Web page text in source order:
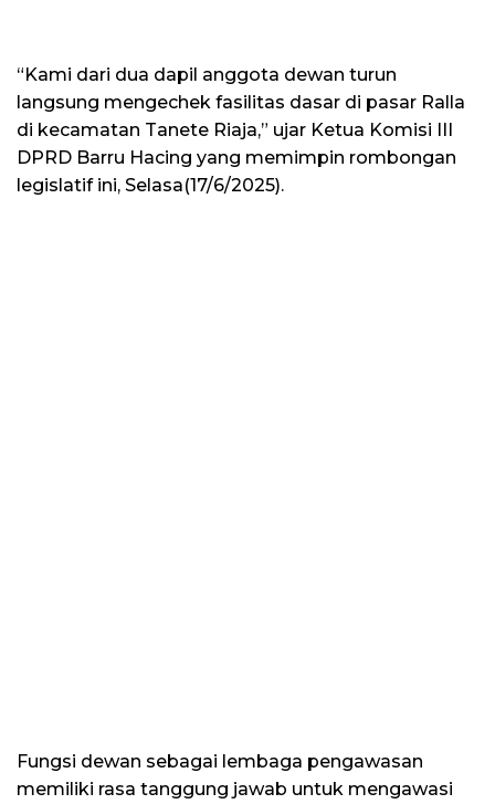
“Kami dari dua dapil anggota dewan turun
langsung mengechek fasilitas dasar di pasar Ralla
di kecamatan Tanete Riaja,” ujar Ketua Komisi III
DPRD Barru Hacing yang memimpin rombongan
legislatif ini, Selasa(17/6/2025).
Fungsi dewan sebagai lembaga pengawasan
memiliki rasa tanggung jawab untuk mengawasi